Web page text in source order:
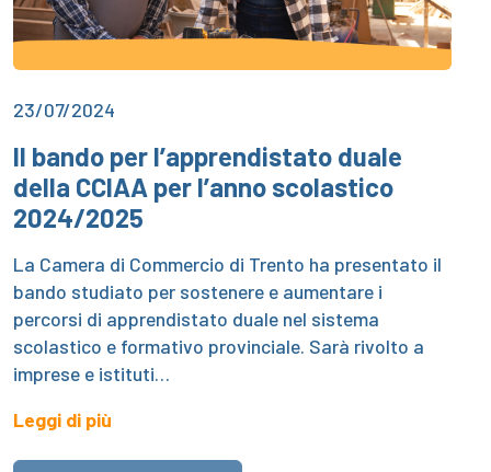
23/07/2024
Il bando per l’apprendistato duale
della CCIAA per l’anno scolastico
2024/2025
La Camera di Commercio di Trento ha presentato il
bando studiato per sostenere e aumentare i
percorsi di apprendistato duale nel sistema
scolastico e formativo provinciale. Sarà rivolto a
imprese e istituti…
Leggi di più